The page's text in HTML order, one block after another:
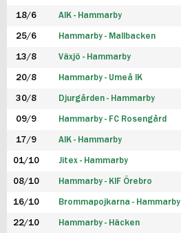
18/6 AIK - Hammarby
25/6 Hammarby - Mallbacken
13/8 Växjö - Hammarby
20/8 Hammarby - Umeå IK
30/8 Djurgården - Hammarby
09/9 Hammarby - FC Rosengård
17/9 AIK - Hammarby
01/10 Jitex - Hammarby
08/10 Hammarby - KIF Örebro
16/10 Brommapojkarna - Hammarby
22/10 Hammarby - Häcken